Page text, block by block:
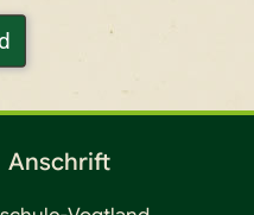
Anschrift